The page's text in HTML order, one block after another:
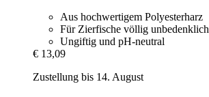
Aus hochwertigem Polyesterharz
Für Zierfische völlig unbedenklich
Ungiftig und pH-neutral
€ 13,09
Zustellung bis 14. August